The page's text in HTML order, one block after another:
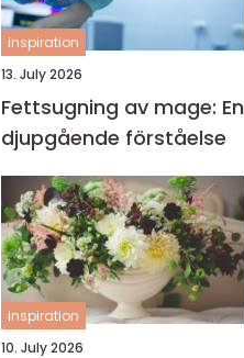
inspiration
13. July 2026
Fettsugning av mage: En
djupgående förståelse
inspiration
10. July 2026